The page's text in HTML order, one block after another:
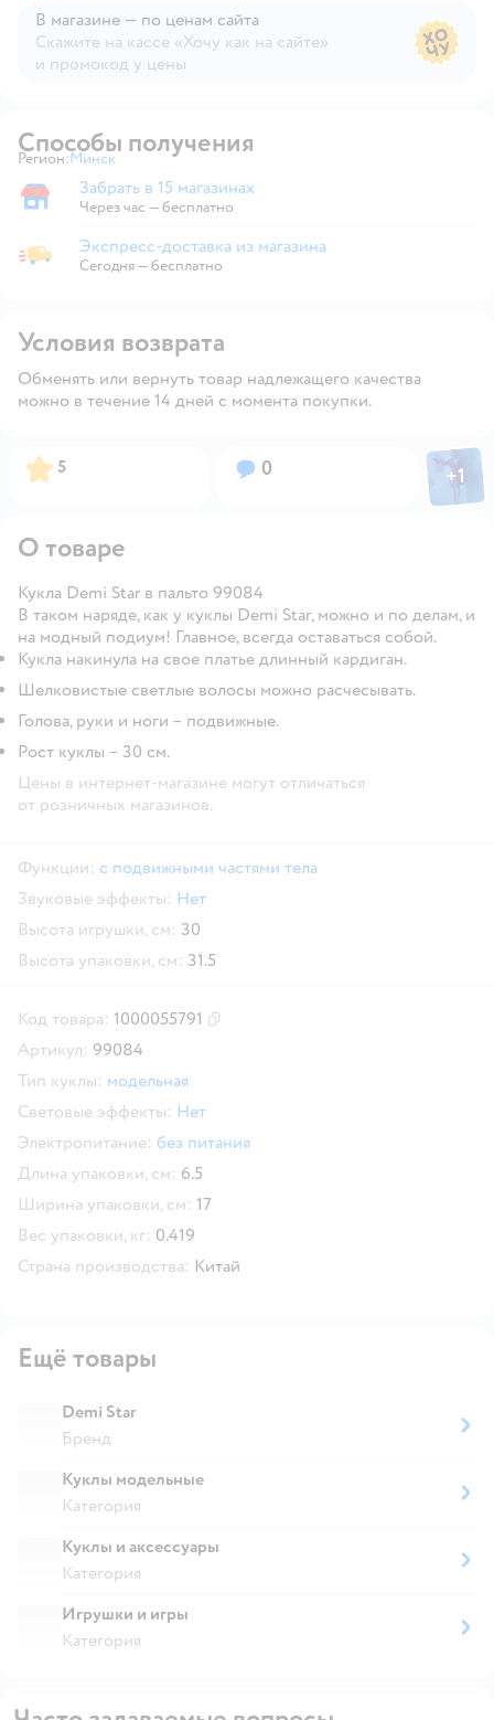
В магазине — по ценам сайта
Скажите на кассе «Хочу как на сайте»
и промокод у цены
Способы получения
Регион: Выбор адреса доставки.
Минск
Забрать в магазине
Забрать в 15 магазинах
Через час — бесплатно
Экспресс-доставка из магазина
Экспресс-доставка из магазина
Сегодня—бесплатно
Условия возврата
Обменять или вернуть товар надлежащего качества
можно в течение 14 дней с момента покупки.
Рейтинг:
5 Вопросов:
0 Фото
+1
О товаре
Кукла Demi Star в пальто 99084
В таком наряде, как у куклы Demi Star, можно и по делам, и
на модный подиум! Главное, всегда оставаться собой.
Кукла накинула на свое платье длинный кардиган.
Шелковистые светлые волосы можно расчесывать.
Голова, руки и ноги – подвижные.
Рост куклы – 30 см.
Цены в интернет-магазине могут отличаться
от розничных магазинов.
Функции: с подвижными частями тела
Звуковые эффекты: Нет
Высота игрушки, см: 30
Высота упаковки, см: 31.5
Код товара: 1000055791
Артикул: 99084
Тип куклы: модельная
Световые эффекты: Нет
Электропитание: без питания
Длина упаковки, см: 6.5
Ширина упаковки, см: 17
Вес упаковки, кг: 0.419
Страна производства: Китай
Ещё товары
Demi Star
Бренд
Куклы модельные
Категория
Куклы и аксессуары
Категория
Игрушки и игры
Категория